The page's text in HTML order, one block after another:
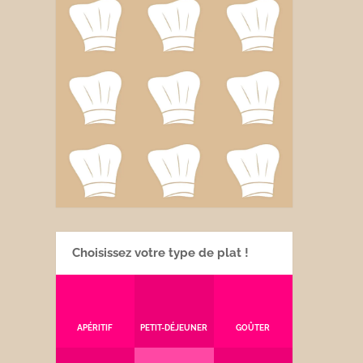
Choisissez votre type de plat !
APÉRITIF PETIT-DÉJEUNER GOÛTER